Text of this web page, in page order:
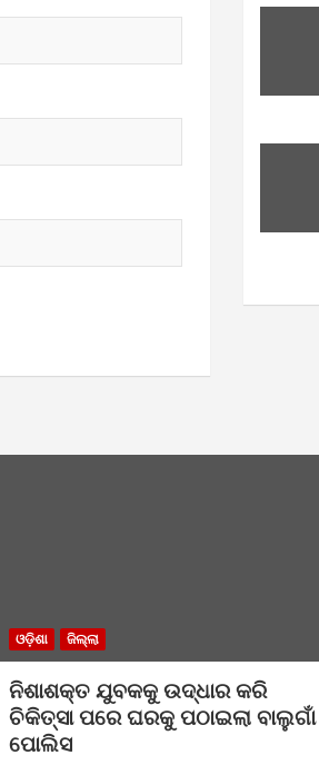
ଓଡ଼ିଶା ଜିଲ୍ଲା
ନିଶାଶକ୍ତ ଯୁବକକୁ ଉଦ୍ଧାର କରି
ଚିକିତ୍ସା ପରେ ଘରକୁ ପଠାଇଲା ବାଲୁଗାଁ
ପୋଲିସ